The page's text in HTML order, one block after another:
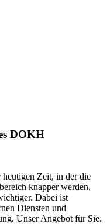
DOKH
Zeit, in der die
knapper werden,
Dabei ist
Diensten und
Unser Angebot für Sie.